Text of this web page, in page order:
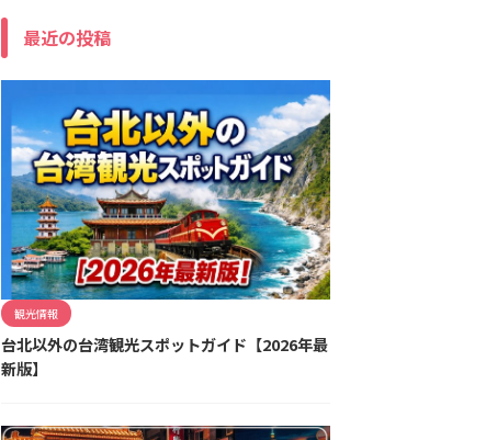
最近の投稿
観光情報
台北以外の台湾観光スポットガイド【2026年最
新版】